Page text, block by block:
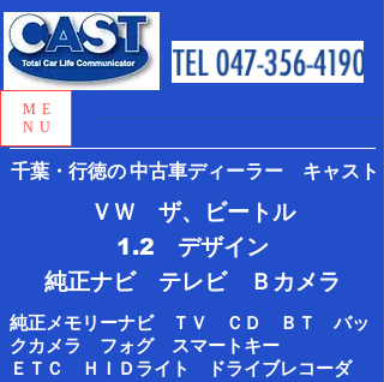
千葉・行徳の中古車ディーラー キャスト
ME
NU
ＶＷ ザ、ビートル
1.2 デザイン
​純正ナビ テレビ Ｂカメラ
純正メモリーナビ ＴＶ ＣＤ ＢＴ バッ
クカメラ フォグ スマートキー
ＥＴＣ
ＨＩＤライト ドライブレコーダ